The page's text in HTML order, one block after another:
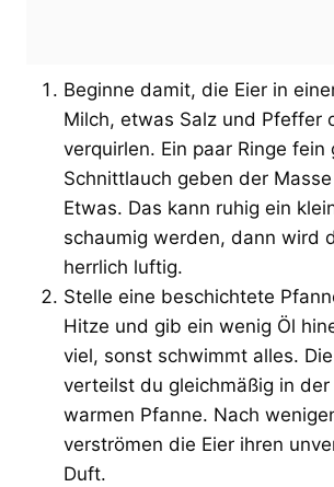
Beginne damit, die Eier in
Milch, etwas Salz und Pfeffer
verquirlen. Ein paar Ringe
Schnittlauch geben der
Etwas. Das kann ruhig ein
schaumig werden, dann wird
herrlich luftig.
Stelle eine beschichtete
Hitze und gib ein wenig Öl
viel, sonst schwimmt alles.
verteilst du gleichmäßig in
warmen Pfanne. Nach
verströmen die Eier ihren
Duft.